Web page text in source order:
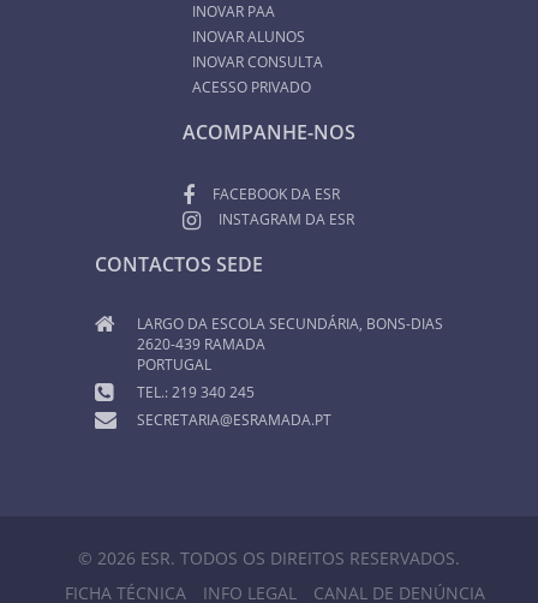
INOVAR PAA
INOVAR ALUNOS
INOVAR CONSULTA
ACESSO PRIVADO
ACOMPANHE-NOS
FACEBOOK DA ESR
INSTAGRAM DA ESR
CONTACTOS SEDE
LARGO DA ESCOLA SECUNDÁRIA, BONS-DIAS
2620-439 RAMADA
PORTUGAL
TEL.: 219 340 245
SECRETARIA@ESRAMADA.PT
© 2026 ESR. TODOS OS DIREITOS RESERVADOS.
FICHA TÉCNICA
INFO LEGAL CANAL DE DENÚNCIA